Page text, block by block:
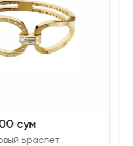
сум
Браслет